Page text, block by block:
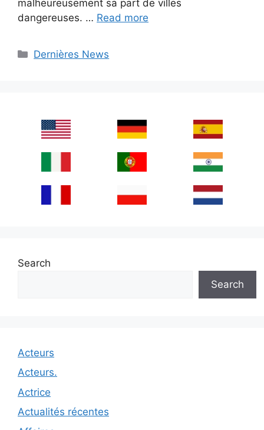
malheureusement sa part de villes
dangereuses. … Read more
Categories
Dernières News
Search
Search
Acteurs
Acteurs.
Actrice
Actualités récentes